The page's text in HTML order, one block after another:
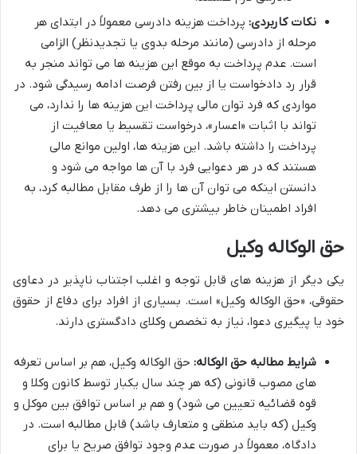
نکات کاربردی: پرداخت هزینه دادرسی معمولاً در ابتدای هر
مرحله از دادرسی (مانند مرحله بدوی یا تجدیدنظر) الزامی
است. عدم پرداخت به موقع این هزینه ها می تواند منجر به
قرار رد دادخواست یا از بین رفتن فرصت ادامه رسیدگی شود. در
مواردی که فرد توان مالی پرداخت این هزینه ها را ندارد، می
تواند با اثبات «اعسار»، درخواست تقسیط یا معافیت از
پرداخت را داشته باشد. این هزینه ها، اولین موانع مالی
هستند که در هر دعوایی فرد با آن ها مواجه می شود و
دانستن اینکه می توان آن ها را از طرف مقابل مطالبه کرد، به
افراد اطمینان خاطر بیشتری می دهد.
حق الوکاله وکیل
یکی دیگر از هزینه های قابل توجه و اغلب اجتناب ناپذیر در دعاوی
حقوقی، «حق الوکاله وکیل» است. بسیاری از افراد برای دفاع از حقوق
خود یا پیگیری دعوا، نیاز به تخصص وکلای دادگستری دارند.
شرایط مطالبه حق الوکاله: حق الوکاله وکیل، هم بر اساس تعرفه
های مصوب قانونی (که هر چند سال یکبار توسط کانون وکلا و
قوه قضائیه تعیین می شود) و هم بر اساس توافق بین موکل و
وکیل (که باید منطقی و متعارف باشد) قابل مطالبه است. در
دادگاه، معمولاً در صورت عدم وجود توافق صریح یا برای